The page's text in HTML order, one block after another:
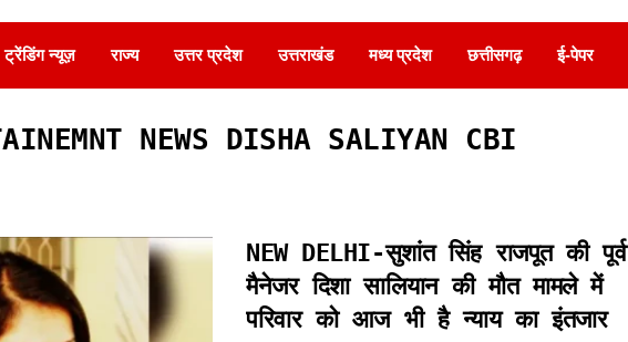
ट्रेंडिंग न्यूज़ राज्य उत्तर प्रदेश उत्तराखंड मध्य प्रदेश छत्तीसगढ़ ई-पेपर
NEWS DISHA SALIYAN CBI
NEW DELHI-सुशांत सिंह राजपूत की पूर्व
मैनेजर दिशा सालियान की मौत मामले में
परिवार को आज भी है न्याय का इंतजार